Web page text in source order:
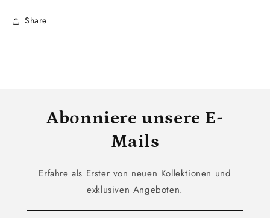
Share
Abonniere unsere E-
Mails
Erfahre als Erster von neuen Kollektionen und
exklusiven Angeboten.